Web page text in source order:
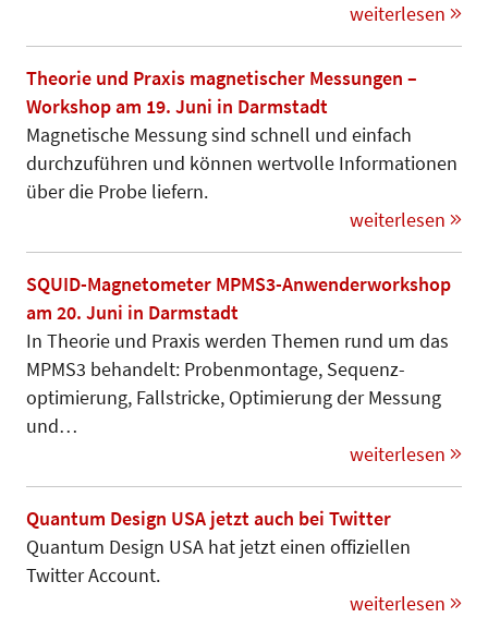
weiterlesen
Theorie und Praxis magnetischer Messungen –
Workshop am 19. Juni in Darmstadt
Magnetische Messung sind schnell und einfach
durchzuführen und können wertvolle Informationen
über die Probe liefern.
weiterlesen
SQUID-Magnetometer MPMS3-Anwenderworkshop
am 20. Juni in Darmstadt
In Theorie und Praxis werden Themen rund um das
MPMS3 behandelt: Probenmontage, Se­quenz­
optimierung, Fallstricke, Opti­mie­rung der Messung
und…
weiterlesen
Quantum Design USA jetzt auch bei Twitter
Quantum Design USA hat jetzt einen offiziellen
Twitter Account.
weiterlesen